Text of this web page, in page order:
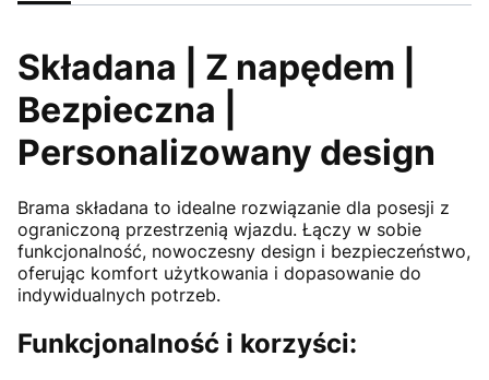
Składana | Z napędem |
Bezpieczna |
Personalizowany design
Brama składana to idealne rozwiązanie dla posesji z
ograniczoną przestrzenią wjazdu. Łączy w sobie
funkcjonalność, nowoczesny design i bezpieczeństwo,
oferując komfort użytkowania i dopasowanie do
indywidualnych potrzeb.
Funkcjonalność i korzyści: